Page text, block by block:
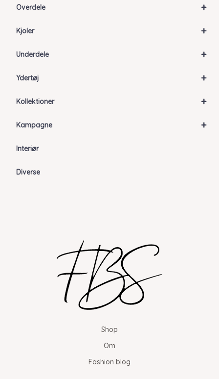
+
Overdele
+
Kjoler
+
Underdele
+
Ydertøj
+
Kollektioner
+
Kampagne
Interiør
Diverse
Shop
Om
Fashion blog